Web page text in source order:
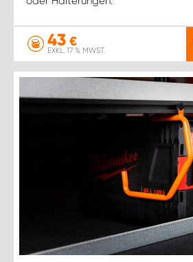
43 €
EXKL. 17 % MWST.